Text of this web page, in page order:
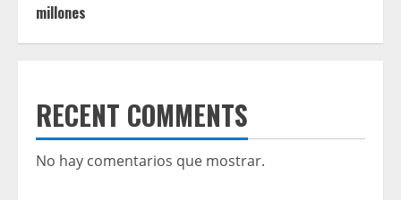
millones
RECENT COMMENTS
No hay comentarios que mostrar.